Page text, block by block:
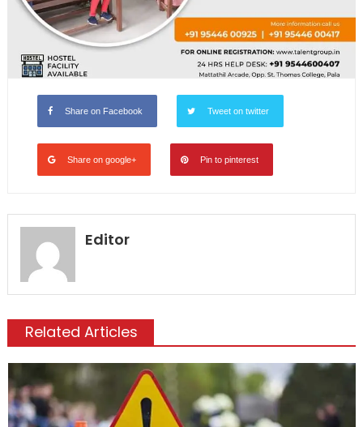
Share on Facebook Tweet on twitter
Share on google+ Pin to pinterest
Editor
Related Articles